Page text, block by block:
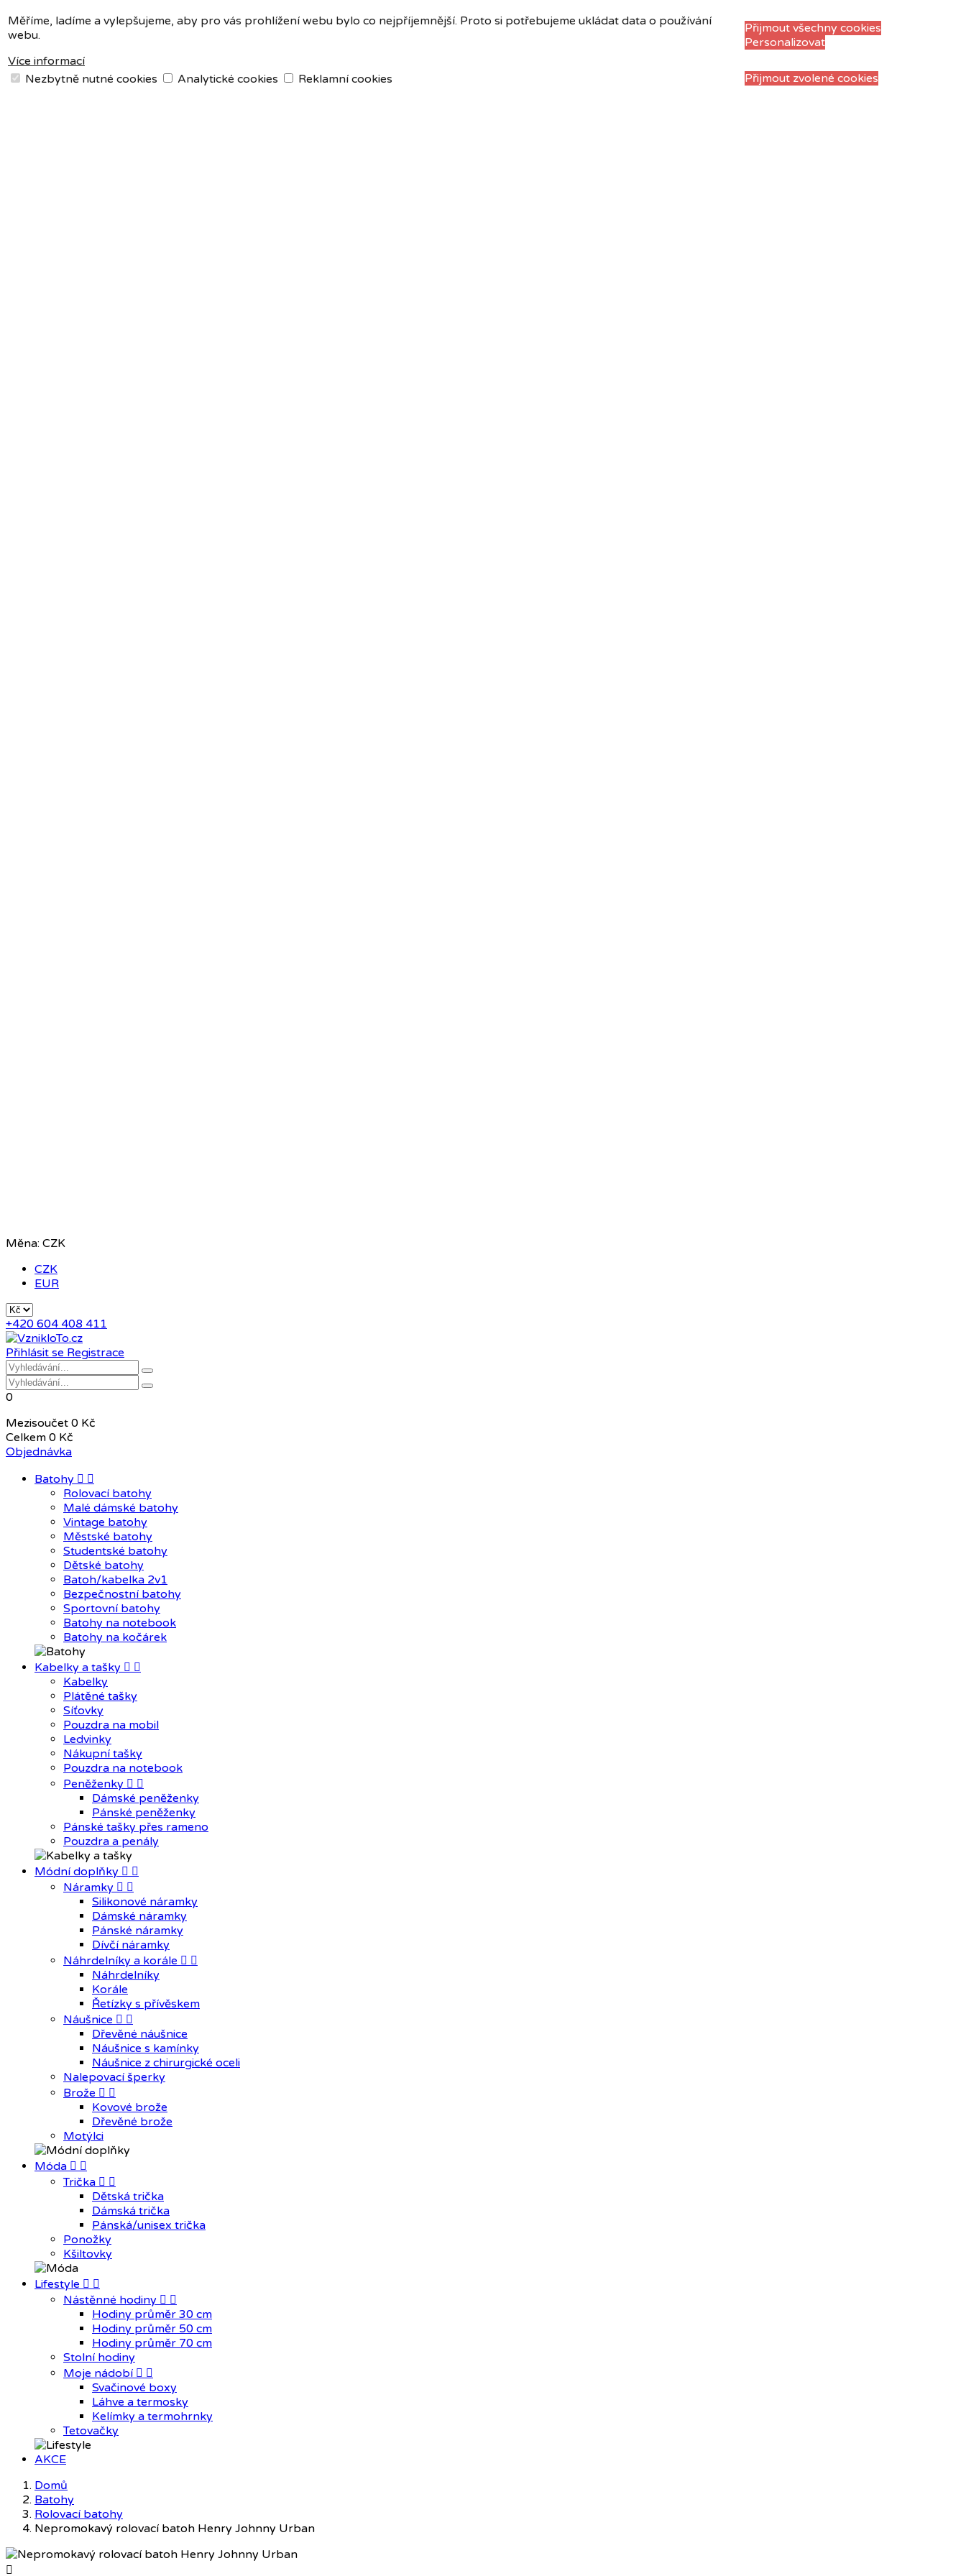
Měříme, ladíme a vylepšujeme, aby pro vás prohlížení webu bylo co nejpříjemnější. Proto si potřebujeme ukládat data o používání
webu.
Více informací
Přijmout všechny cookies
Personalizovat
Nezbytně nutné cookies Analytické cookies Reklamní cookies Přijmout zvolené cookies
Měna: CZK
CZK
EUR
+420 604 408 411
Přihlásit se Registrace
0
Mezisoučet 0 Kč
Celkem 0 Kč
Objednávka
Batohy  
Rolovací batohy
Malé dámské batohy
Vintage batohy
Městské batohy
Studentské batohy
Dětské batohy
Batoh/kabelka 2v1
Bezpečnostní batohy
Sportovní batohy
Batohy na notebook
Batohy na kočárek
Kabelky a tašky  
Kabelky
Plátěné tašky
Síťovky
Pouzdra na mobil
Ledvinky
Nákupní tašky
Pouzdra na notebook
Peněženky  
Dámské peněženky
Pánské peněženky
Pánské tašky přes rameno
Pouzdra a penály
Módní doplňky  
Náramky  
Silikonové náramky
Dámské náramky
Pánské náramky
Dívčí náramky
Náhrdelníky a korále  
Náhrdelníky
Korále
Řetízky s přívěskem
Náušnice  
Dřevěné náušnice
Náušnice s kamínky
Náušnice z chirurgické oceli
Nalepovací šperky
Brože  
Kovové brože
Dřevěné brože
Motýlci
Móda  
Trička  
Dětská trička
Dámská trička
Pánská/unisex trička
Ponožky
Kšiltovky
Lifestyle  
Nástěnné hodiny  
Hodiny průměr 30 cm
Hodiny průměr 50 cm
Hodiny průměr 70 cm
Stolní hodiny
Moje nádobí  
Svačinové boxy
Láhve a termosky
Kelímky a termohrnky
Tetovačky
AKCE
Domů
Batohy
Rolovací batohy
Nepromokavý rolovací batoh Henry Johnny Urban
